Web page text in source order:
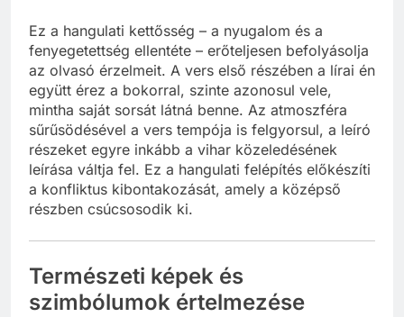
Ez a hangulati kettősség – a nyugalom és a
fenyegetettség ellentéte – erőteljesen befolyásolja
az olvasó érzelmeit. A vers első részében a lírai én
együtt érez a bokorral, szinte azonosul vele,
mintha saját sorsát látná benne. Az atmoszféra
sűrűsödésével a vers tempója is felgyorsul, a leíró
részeket egyre inkább a vihar közeledésének
leírása váltja fel. Ez a hangulati felépítés előkészíti
a konfliktus kibontakozását, amely a középső
részben csúcsosodik ki.
Természeti képek és
szimbólumok értelmezése